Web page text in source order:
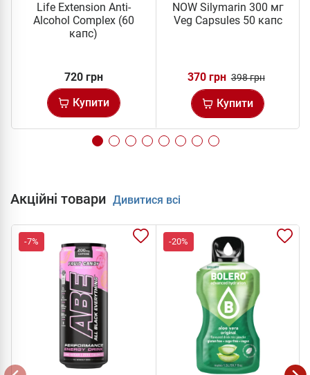
Life Extension Anti-
Alcohol Complex (60
капс)
720 грн
Купити
NOW Silymarin 300 мг
Veg Capsules 50 капс
370 грн 398 грн
Купити
Акційні товари Дивитися всі
-7% -20%